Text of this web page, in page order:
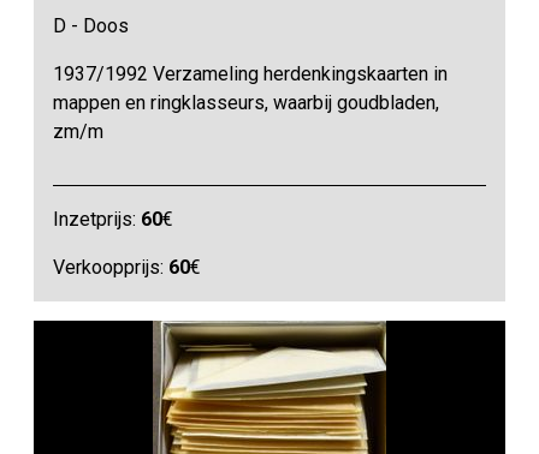
D - Doos
1937/1992 Verzameling herdenkingskaarten in
mappen en ringklasseurs, waarbij goudbladen,
zm/m
Inzetprijs: 60€
Verkoopprijs: 60€